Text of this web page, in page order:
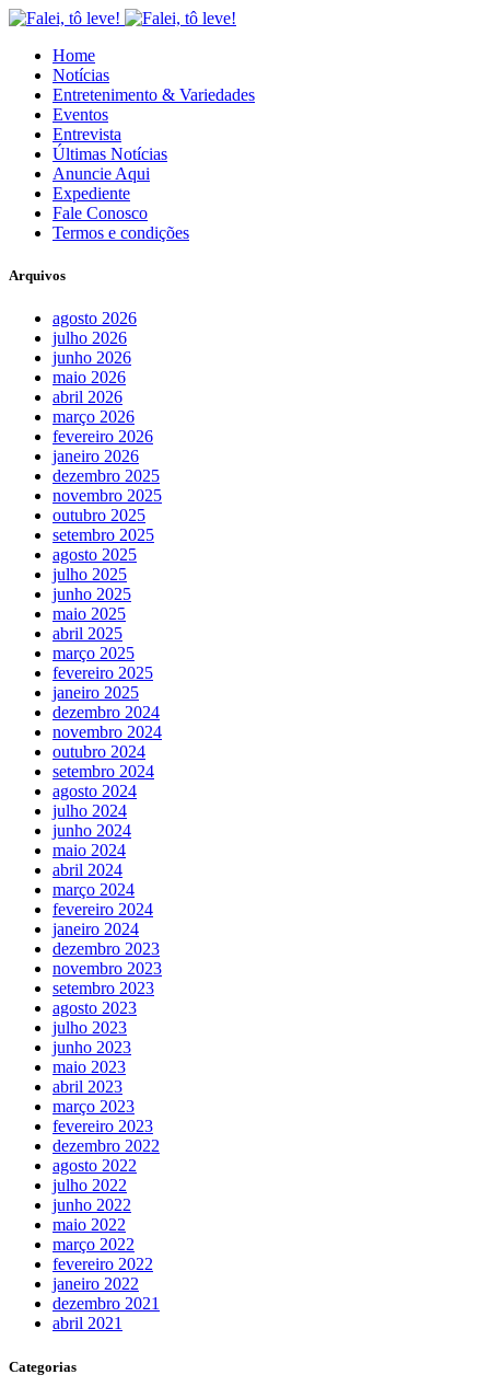
Home
Notícias
Entretenimento & Variedades
Eventos
Entrevista
Últimas Notícias
Anuncie Aqui
Expediente
Fale Conosco
Termos e condições
Arquivos
agosto 2026
julho 2026
junho 2026
maio 2026
abril 2026
março 2026
fevereiro 2026
janeiro 2026
dezembro 2025
novembro 2025
outubro 2025
setembro 2025
agosto 2025
julho 2025
junho 2025
maio 2025
abril 2025
março 2025
fevereiro 2025
janeiro 2025
dezembro 2024
novembro 2024
outubro 2024
setembro 2024
agosto 2024
julho 2024
junho 2024
maio 2024
abril 2024
março 2024
fevereiro 2024
janeiro 2024
dezembro 2023
novembro 2023
setembro 2023
agosto 2023
julho 2023
junho 2023
maio 2023
abril 2023
março 2023
fevereiro 2023
dezembro 2022
agosto 2022
julho 2022
junho 2022
maio 2022
março 2022
fevereiro 2022
janeiro 2022
dezembro 2021
abril 2021
Categorias